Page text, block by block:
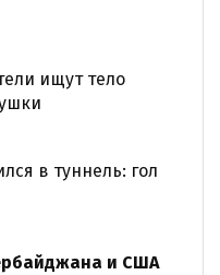
ищут тело
в туннель: гол
и США